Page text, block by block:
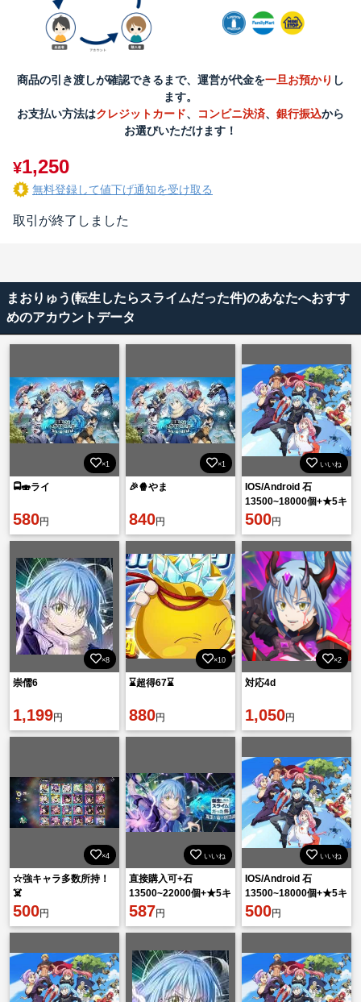
商品の引き渡しが確認できるまで、運営が代金を一旦お預かり し
ます。
お支払い方法はクレジットカード、 コンビニ決済、 銀行振込から
お選びいただけます！
¥1,250
無料登録して値下げ通知を受け取る
取引が終了しました
まおりゅう(転生したらスライムだった件)のあなたへおすす
めのアカウントデータ
×1
🚍🍣ライ
580円
×1
🎉🍿やま
840円
いいね
IOS/Android 石
13500~18000個+★5キ
ャラ30~50体 初期垢
500円
×8
崇儒6
1,199円
×10
⌛️超得67⌛️
880円
×2
対応4d
1,050円
×4
☆強キャラ多数所持！
☠️
500円
いいね
直接購入可+石
13500~22000個+★5キ
ャラ30~43体【重複含
587円
いいね
IOS/Android 石
13500~18000個+★5キ
ャラ30~50体 初期垢
500円